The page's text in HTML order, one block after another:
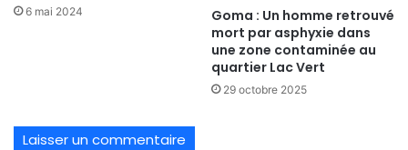
6 mai 2024
Goma : Un homme retrouvé
mort par asphyxie dans
une zone contaminée au
quartier Lac Vert
29 octobre 2025
Laisser un commentaire